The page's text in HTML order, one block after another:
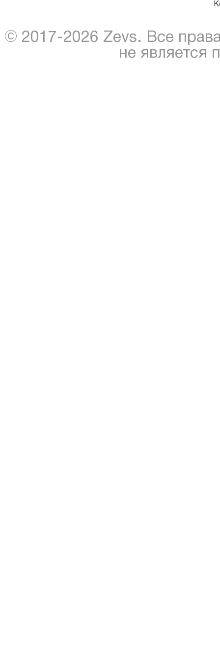
© 2017-2026 Zevs. Все
не является